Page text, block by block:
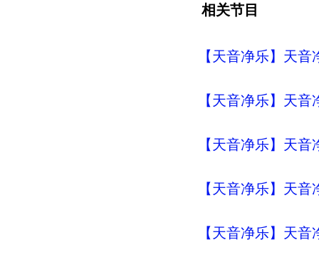
相关节目
【天音净乐】天
【天音净乐】天
【天音净乐】天
【天音净乐】天
【天音净乐】天